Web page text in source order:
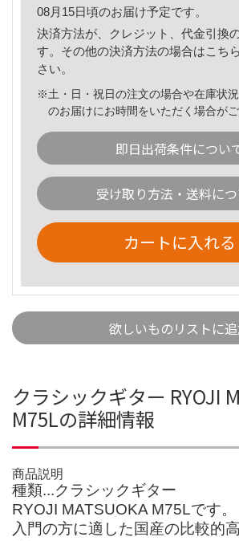
08月15日頃のお届け予定です。
決済方法が、クレジット、代金引換
す。その他の決済方法の場合はこちら
さい。
※土・日・祝日の注文の場合や在庫状
のお届けにお時間をいただく場合がご
即日出荷条件につい
受け取り方法・送料に
カートに入れる
欲しいものリストに
クラシックギター RYOJI
M75Lの詳細情報
商品説明
種類...クラシックギター
RYOJI MATSUOKA M75Lです。
入門の方に適した国産の比較的